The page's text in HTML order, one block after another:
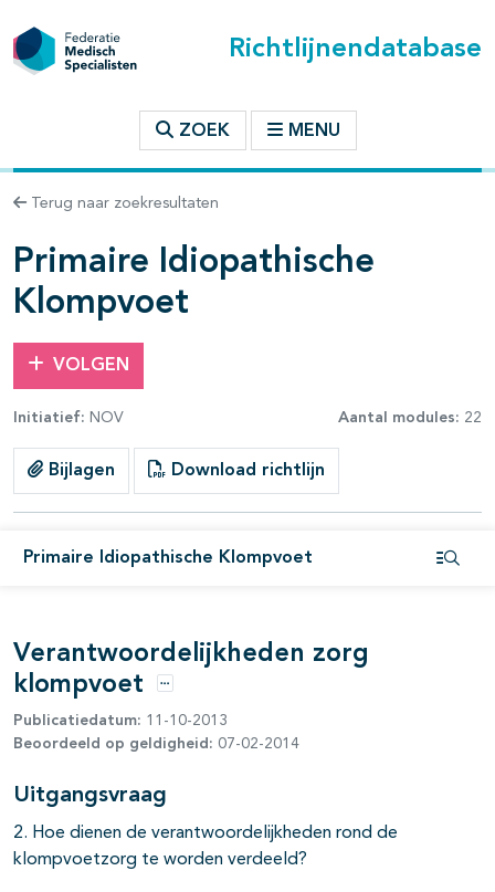
Richtlijnendatabase
ZOEK MENU
Terug naar zoekresultaten
Primaire Idiopathische
Klompvoet
VOLGEN
Initiatief: NOV Aantal modules: 22
Bijlagen Download richtlijn
Primaire Idiopathische Klompvoet
binnen deze richtlijn
open- en dichtklappen
Verantwoordelijkheden zorg
klompvoet
Opties
Publicatiedatum: 11-10-2013
Beoordeeld op geldigheid: 07-02-2014
Uitgangsvraag
2. Hoe dienen de verantwoordelijkheden rond de
klompvoetzorg te worden verdeeld?